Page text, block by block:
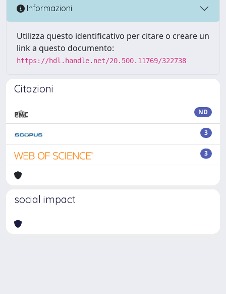
Informazioni
Utilizza questo identificativo per citare o creare un
link a questo documento:
https://hdl.handle.net/20.500.11769/322738
Citazioni
ND
3
3
social impact